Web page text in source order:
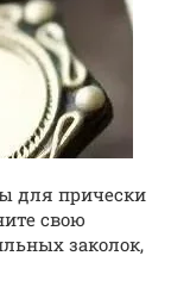
для прически
свою
заколок,